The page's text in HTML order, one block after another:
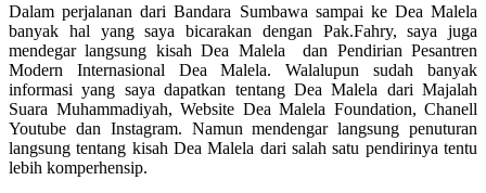
Dalam perjalanan dari Bandara Sumbawa sampai ke Dea Malela
banyak hal yang saya bicarakan dengan Pak.Fahry, saya juga
mendegar langsung kisah Dea Malela dan Pendirian Pesantren
Modern Internasional Dea Malela. Walalupun sudah banyak
informasi yang saya dapatkan tentang Dea Malela dari Majalah
Suara Muhammadiyah, Website Dea Malela Foundation, Chanell
Youtube dan Instagram. Namun mendengar langsung penuturan
langsung tentang kisah Dea Malela dari salah satu pendirinya tentu
lebih komperhensip.